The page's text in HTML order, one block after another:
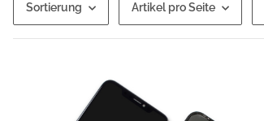
Sortierung Artikel pro Seite